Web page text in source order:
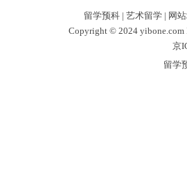
留学预科| 艺术留学| 网
Copyright © 2024 yibone.com
京
留学